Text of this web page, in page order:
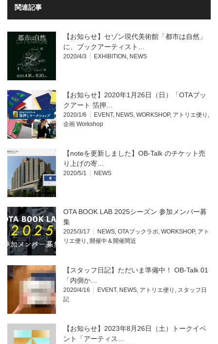
関連記事
【お知らせ】セゾン現代美術館「都市は自然」
に、ブックアーティスト…
2020/4/3 EXHIBITION, NEWS
【お知らせ】2020年1月26日（日）「OTAブッ
クアート 箔押…
2020/1/6 EVENT, NEWS, WORKSHOP, アトリエ便り ,
企画 Workshop
【noteを更新しました】OB-Talk のチケット売
り上げの寄…
2020/5/1 NEWS
OTA BOOK LAB 2025シーズン 参加メンバー募
集
2025/3/17 NEWS, OTAブックラボ, WORKSHOP, アト
リエ便り , 開催中＆開催間近
【スタッフ日記】ただいま準備中！ OB-Talk 01
「内側か…
2020/4/16 EVENT, NEWS, アトリエ便り , スタッフ日
記
【お知らせ】2023年8月26日（土）トークイベ
ント「アーティス…